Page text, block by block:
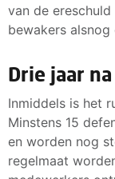
van de
bewakers alsnog
Drie jaar
Inmiddels is het
Minstens 15
en worden nog
regelmaat